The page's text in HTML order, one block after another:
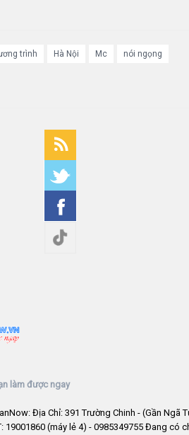
trình Hà Nội Mc nói ngọng
làm được ngay
Địa Chỉ: 391 Trường Chinh - (Gần Ngã
19001860 (máy lẻ 4) - 0985349755 Đang có